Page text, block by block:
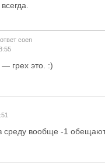
coen
грех это. :)
среду вообще -1